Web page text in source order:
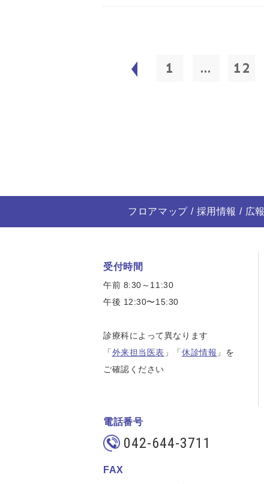
1 ... 12
フロアマップ 採用情報 広
受付時間
午前 8:30～11:30
午後 12:30〜15:30
診療科によって異なります
「外来担当医表 」「休診情報 」を
ご確認ください
電話番号
042-644-3711
FAX